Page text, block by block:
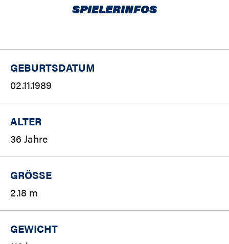
SPIELERINFOS
GEBURTSDATUM
02.11.1989
ALTER
36 Jahre
GRÖSSE
2.18 m
GEWICHT